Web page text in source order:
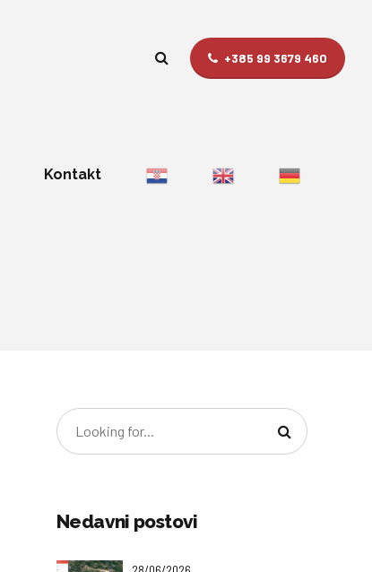
+385 99 3679 460
Kontakt
Nedavni postovi